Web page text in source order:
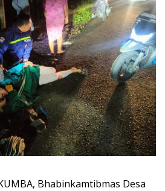
Bhabinkamtibmas Desa